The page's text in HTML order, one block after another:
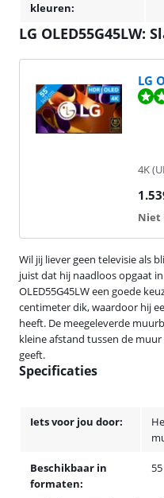
kleuren:
LG OLED55G45LW:
Wil jij liever geen televisie als
juist dat hij naadloos opgaat
OLED55G45LW een goede
centimeter dik, waardoor hij
heeft. De meegeleverde
kleine afstand tussen de
geeft.
LG
Beoordeling is 9,2 van de 10,
4K
Niet
Specificaties
Iets voor jou door:
Beschikbaar in
formaten: